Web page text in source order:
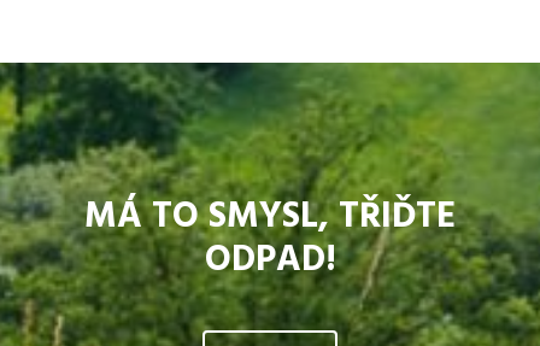
MÁ TO SMYSL, TŘIĎTE
ODPAD!